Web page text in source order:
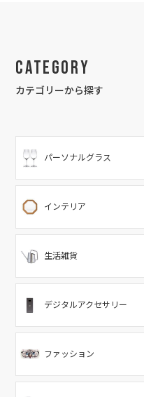
Category
カテゴリーから探す
パーソナルグラス
インテリア
生活雑貨
デジタルアクセサリー
ファッション